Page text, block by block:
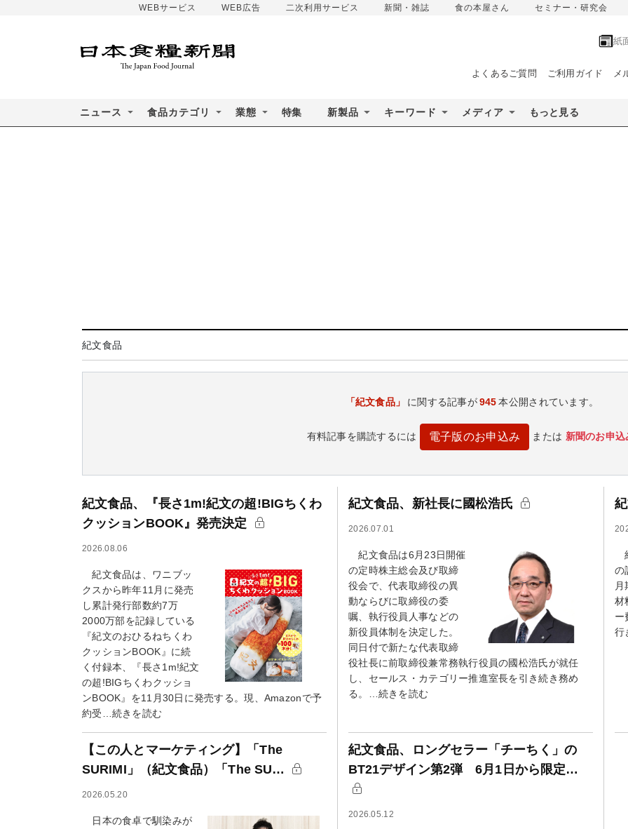
WEBサービス WEB広告 二次利用サービス 新聞・雑誌 食の本屋さん セミナー・研究会
紙
よくあるご質問 ご利用ガイド メ
ニュース 食品カテゴリ 業態 特集 新製品 キーワード メディア もっと見る
紀文食品
「紀文食品」 に関する記事が945 本公開されています。
有料記事を購読するには 電子版のお申込み または 新聞のお申込
紀文食品、『長さ1m!紀文の超!BIGちくわ
クッションBOOK』発売決定
2026.08.06
紀文食品は、ワニブッ
クスから昨年11月に発売
し累計発行部数約7万
2000万部を記録している
『紀文のおひるねちくわ
クッションBOOK』に続
く付録本、『長さ1m!紀文
の超!BIGちくわクッショ
ンBOOK』を11月30日に発売する。現、Amazonで予
約受…続きを読む
紀文食品、新社長に國松浩氏
2026.07.01
紀文食品は6月23日開催
の定時株主総会及び取締
役会で、代表取締役の異
動ならびに取締役の委
嘱、執行役員人事などの
新役員体制を決定した。
同日付で新たな代表取締
役社長に前取締役兼常務執行役員の國松浩氏が就任
し、セールス・カテゴリー推進室長を引き続き務め
る。…続きを読む
の
材
ー
行
【この人とマーケティング】「The
SURIMI」（紀文食品）「The SU…
2026.05.20
日本の食卓で馴染みが
紀文食品、ロングセラー「チーちく」の
BT21デザイン第2弾 6月1日から限定…
2026.05.12